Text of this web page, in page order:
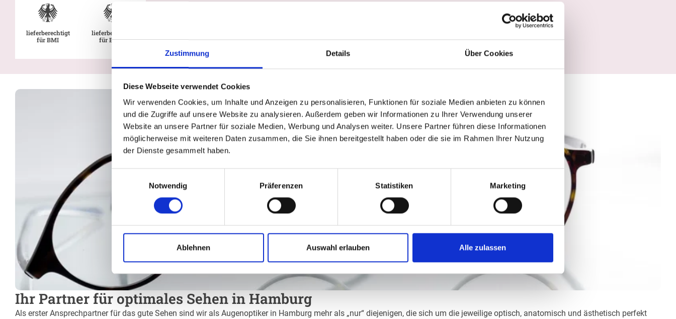
Zustimmung Details Über Cookies
Diese Webseite verwendet Cookies
Wir verwenden Cookies, um Inhalte und Anzeigen zu personalisieren, Funktionen für soziale Medien anbieten zu können
und die Zugriffe auf unsere Website zu analysieren. Außerdem geben wir Informationen zu Ihrer Verwendung unserer
Website an unsere Partner für soziale Medien, Werbung und Analysen weiter. Unsere Partner führen diese Informationen
möglicherweise mit weiteren Daten zusammen, die Sie ihnen bereitgestellt haben oder die sie im Rahmen Ihrer Nutzung
der Dienste gesammelt haben.
Notwendig
Präferenzen Statistiken Marketing
Ablehnen Auswahl erlauben Alle zulassen
lieferberechtigt
für BMI
lieferberechtigt
für BMVg
Ihr Partner für optimales Sehen in Hamburg
Als erster Ansprechpartner für das gute Sehen sind wir als Augenoptiker in Hamburg mehr als „nur“ diejenigen, die sich um die jeweilige optisch, anatomisch und ästhetisch perfekt